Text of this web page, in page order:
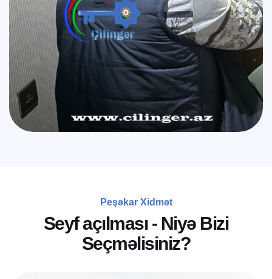
Peşəkar Xidmət
Seyf açıl ması - Niyə Bizi
Seçməl isiniz?